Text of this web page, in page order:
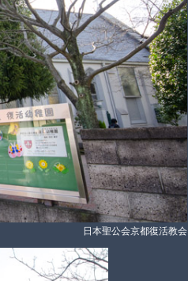
日本聖公会京都復活教会